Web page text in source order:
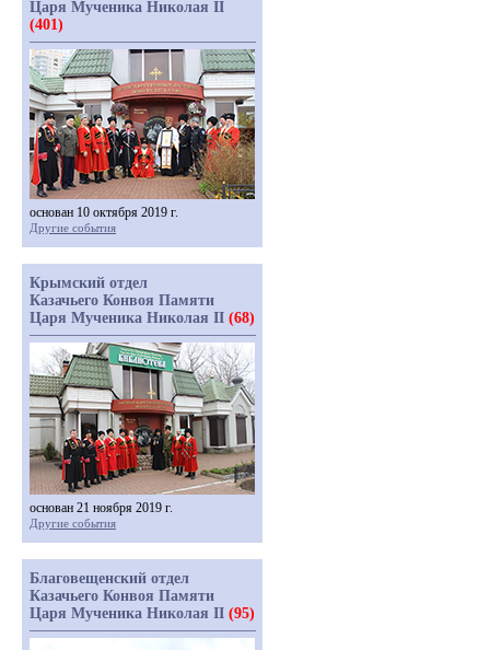
Царя Мученика Николая II
(401)
основан 10 октября 2019 г.
Другие события
Крымский отдел
Казачьего Конвоя Памяти
Царя Мученика Николая II (68)
основан 21 ноября 2019 г.
Другие события
Благовещенский отдел
Казачьего Конвоя Памяти
Царя Мученика Николая II (95)